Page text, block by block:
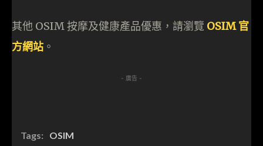
其他 OSIM 按摩及健康產品優惠，請瀏覽 OSIM 官
方網站 。
- 廣告 -
Tags: OSIM